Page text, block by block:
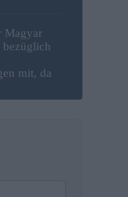
Magyar
mit, da